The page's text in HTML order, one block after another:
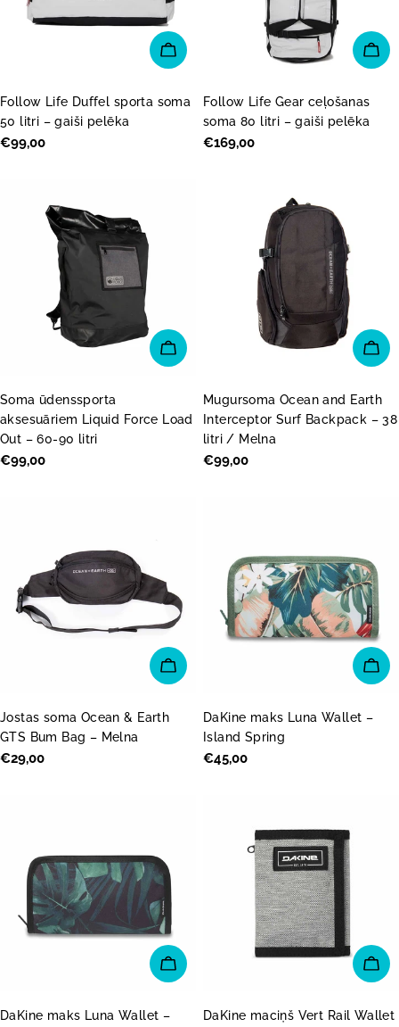
PIEVIENOT GROZAM
Follow Life Duffel sporta soma
50 litri – gaiši pelēka
Parastā
€99,00
Follow Life Gear ceļošanas
soma 80 litri – gaiši pelēka
Parastā
€169,00
PIEVIENOT GROZAM
Soma ūdenssporta
aksesuāriem Liquid Force Load
Out – 60-90 litri
Parastā
€99,00
Mugursoma Ocean and Earth
Interceptor Surf Backpack – 38
litri / Melna
Parastā
€99,00
PIEVIENOT GROZAM
Jostas soma Ocean & Earth
GTS Bum Bag – Melna
Parastā
€29,00
DaKine maks Luna Wallet –
Island Spring
Parastā
€45,00
PIEVIENOT GROZAM
DaKine maks Luna Wallet – DaKine maciņš Vert Rail Wallet